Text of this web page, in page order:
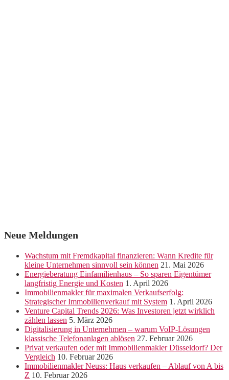
Neue Meldungen
Wachstum mit Fremdkapital finanzieren: Wann Kredite für
kleine Unternehmen sinnvoll sein können 21. Mai 2026
Energieberatung Einfamilienhaus – So sparen Eigentümer
langfristig Energie und Kosten 1. April 2026
Immobilienmakler für maximalen Verkaufserfolg:
Strategischer Immobilienverkauf mit System 1. April 2026
Venture Capital Trends 2026: Was Investoren jetzt wirklich
zählen lassen 5. März 2026
Digitalisierung in Unternehmen – warum VoIP-Lösungen
klassische Telefonanlagen ablösen 27. Februar 2026
Privat verkaufen oder mit Immobilienmakler Düsseldorf? Der
Vergleich 10. Februar 2026
Immobilienmakler Neuss: Haus verkaufen – Ablauf von A bis
Z 10. Februar 2026